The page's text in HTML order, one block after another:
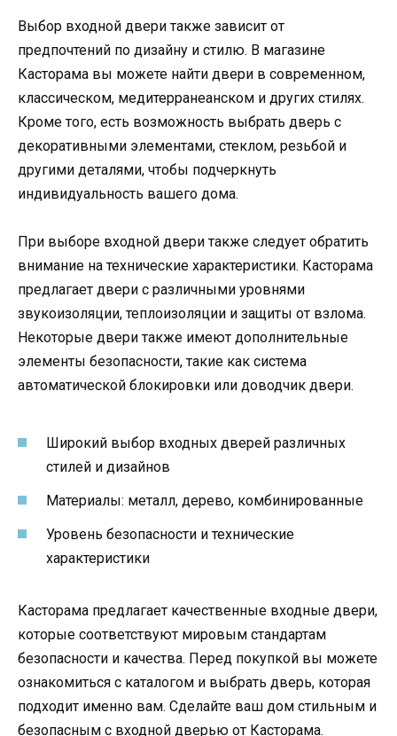
Выбор входной двери также зависит от
предпочтений по дизайну и стилю. В магазине
Касторама вы можете найти двери в современном,
классическом, медитерранеанском и других стилях.
Кроме того, есть возможность выбрать дверь с
декоративными элементами, стеклом, резьбой и
другими деталями, чтобы подчеркнуть
индивидуальность вашего дома.
При выборе входной двери также следует обратить
внимание на технические характеристики. Касторама
предлагает двери с различными уровнями
звукоизоляции, теплоизоляции и защиты от взлома.
Некоторые двери также имеют дополнительные
элементы безопасности, такие как система
автоматической блокировки или доводчик двери.
Широкий выбор входных дверей различных
стилей и дизайнов
Материалы: металл, дерево, комбинированные
Уровень безопасности и технические
характеристики
Касторама предлагает качественные входные двери,
которые соответствуют мировым стандартам
безопасности и качества. Перед покупкой вы можете
ознакомиться с каталогом и выбрать дверь, которая
подходит именно вам. Сделайте ваш дом стильным и
безопасным с входной дверью от Касторама.